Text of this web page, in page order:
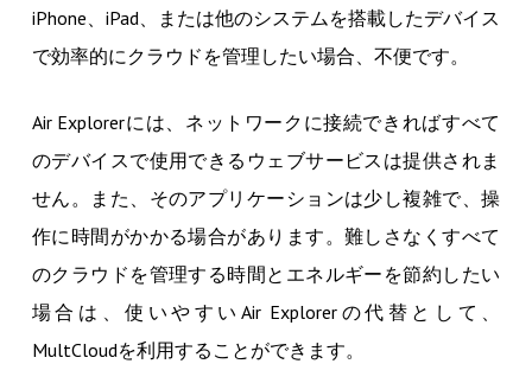
iPhone、iPad、または他のシステムを搭載したデバイス
で効率的にクラウドを管理したい場合、不便です。
Air Explorerには、ネットワークに接続できればすべて
のデバイスで使用できるウェブサービスは提供されま
せん。また、そのアプリケーションは少し複雑で、操
作に時間がかかる場合があります。難しさなくすべて
のクラウドを管理する時間とエネルギーを節約したい
場合は、使いやすいAir Explorerの代替として、
MultCloudを利用することができます。